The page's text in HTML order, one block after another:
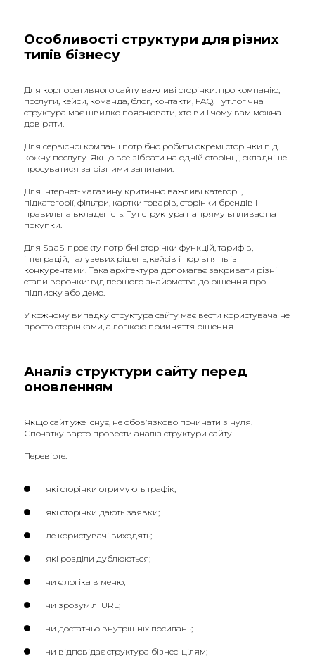
Особливості структури для різних
типів бізнесу
Для корпоративного сайту важливі сторінки: про компанію,
послуги, кейси, команда, блог, контакти, FAQ. Тут логічна
структура має швидко пояснювати, хто ви і чому вам можна
довіряти.
Для сервісної компанії потрібно робити окремі сторінки під
кожну послугу. Якщо все зібрати на одній сторінці, складніше
просуватися за різними запитами.
Для інтернет-магазину критично важливі категорії,
підкатегорії, фільтри, картки товарів, сторінки брендів і
правильна вкладеність. Тут структура напряму впливає на
покупки.
Для SaaS-проєкту потрібні сторінки функцій, тарифів,
інтеграцій, галузевих рішень, кейсів і порівнянь із
конкурентами. Така архітектура допомагає закривати різні
етапи воронки: від першого знайомства до рішення про
підписку або демо.
У кожному випадку структура сайту має вести користувача не
просто сторінками, а логікою прийняття рішення.
Аналіз структури сайту перед
оновленням
Якщо сайт уже існує, не обов’язково починати з нуля.
Спочатку варто провести аналіз структури сайту.
Перевірте:
які сторінки отримують трафік;
які сторінки дають заявки;
де користувачі виходять;
які розділи дублюються;
чи є логіка в меню;
чи зрозумілі URL;
чи достатньо внутрішніх посилань;
чи відповідає структура бізнес-цілям;